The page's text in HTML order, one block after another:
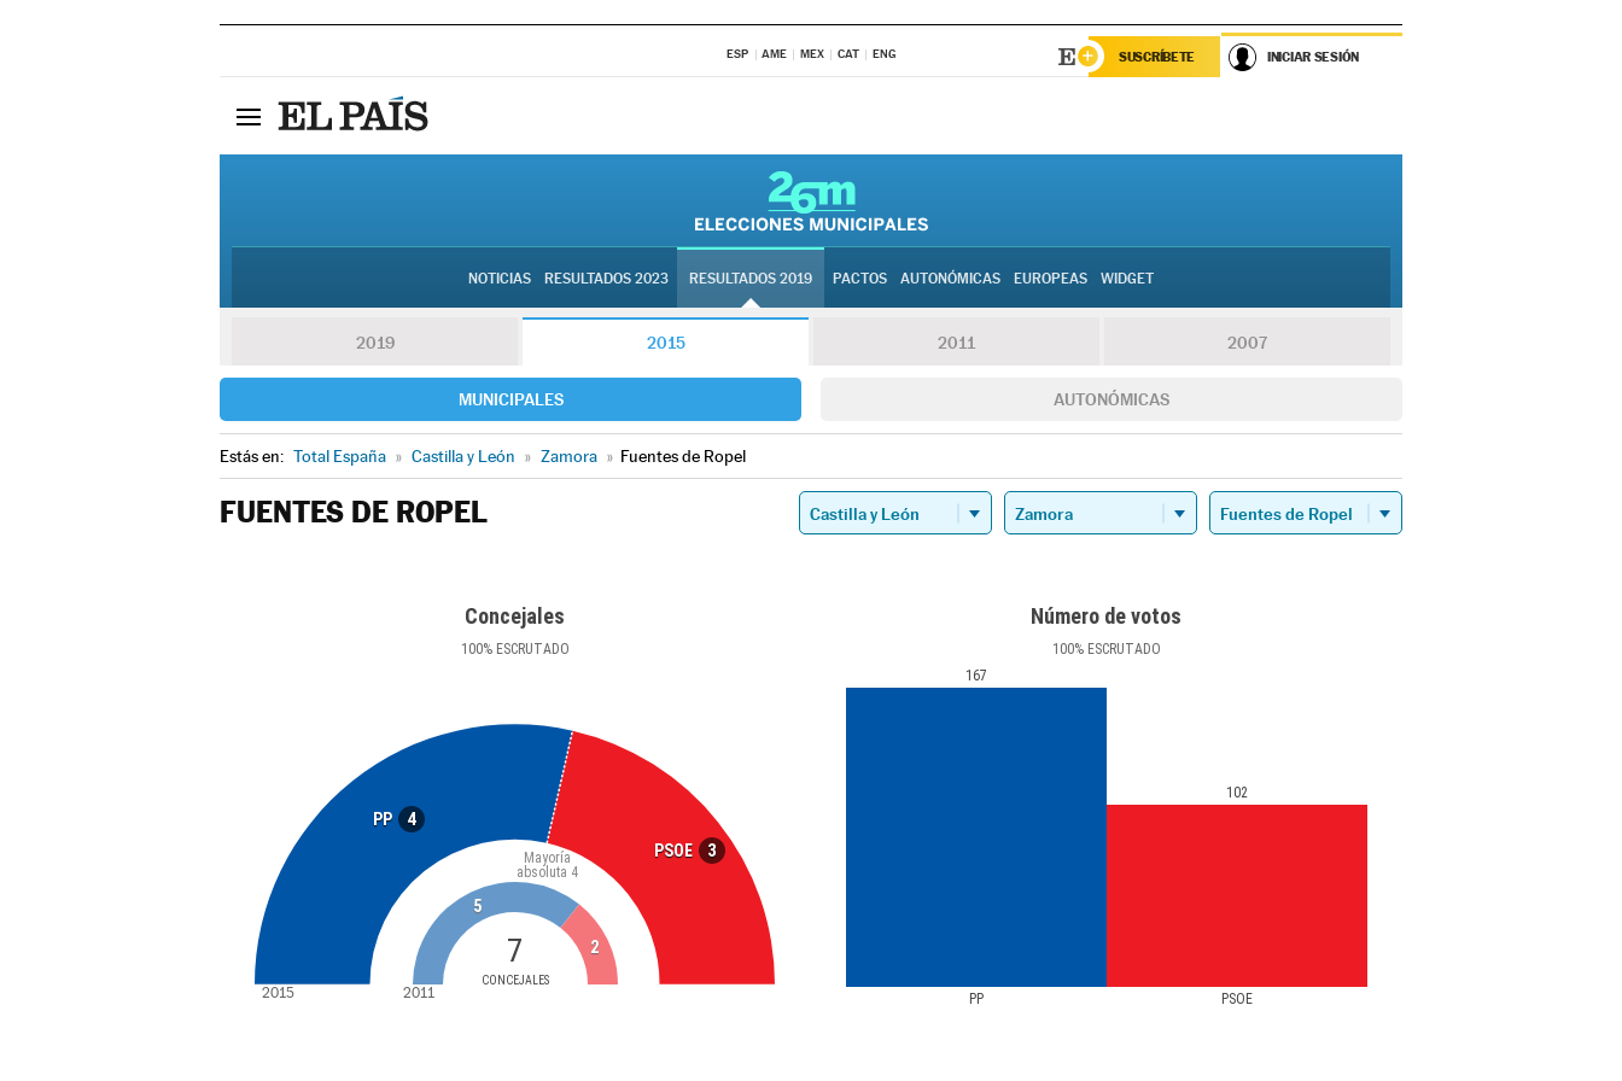
ESP AME MEX CAT ENG SUSCRÍBETE INICIAR SESIÓN
NOTICIAS RESULTADOS 2023 RESULTADOS 2019 PACTOS AUTONÓMICAS EUROPEAS WIDGET
2019 2015 2011 2007
MUNICIPALES AUTONÓMICAS
Estás en: Total España » Castilla y León » Zamora » Fuentes de Ropel
FUENTES DE ROPEL
Concejales
100%ESCRUTADO
PP 4
PSOE 3
7
CONCEJALES
Mayoría
absoluta 4
5
2
2015 2011
Número de votos
100%ESCRUTADO
PP PSOE
167
102